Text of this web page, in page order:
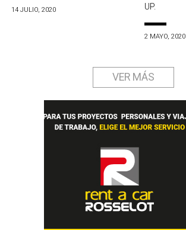
14 JULIO, 2020
UP.
2 MAYO, 2020
VER MÁS